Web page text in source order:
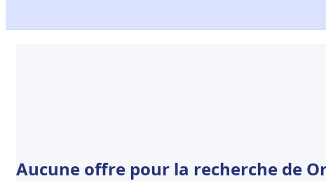
Aucune offre pour la recherche de